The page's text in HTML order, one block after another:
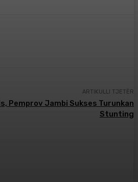
ARTIKULLI TJETËR
Pemprov Jambi Sukses Turunkan
Stunting